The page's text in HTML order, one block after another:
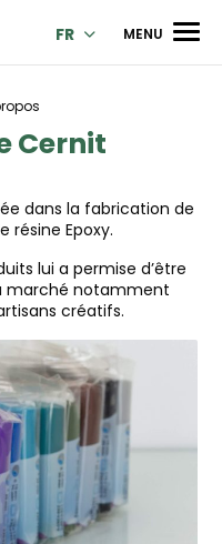
pour des créations
FR MENU
Cernit
dans la fabrication de
résine Epoxy.
lui a permise d’être
marché notamment
créatifs.